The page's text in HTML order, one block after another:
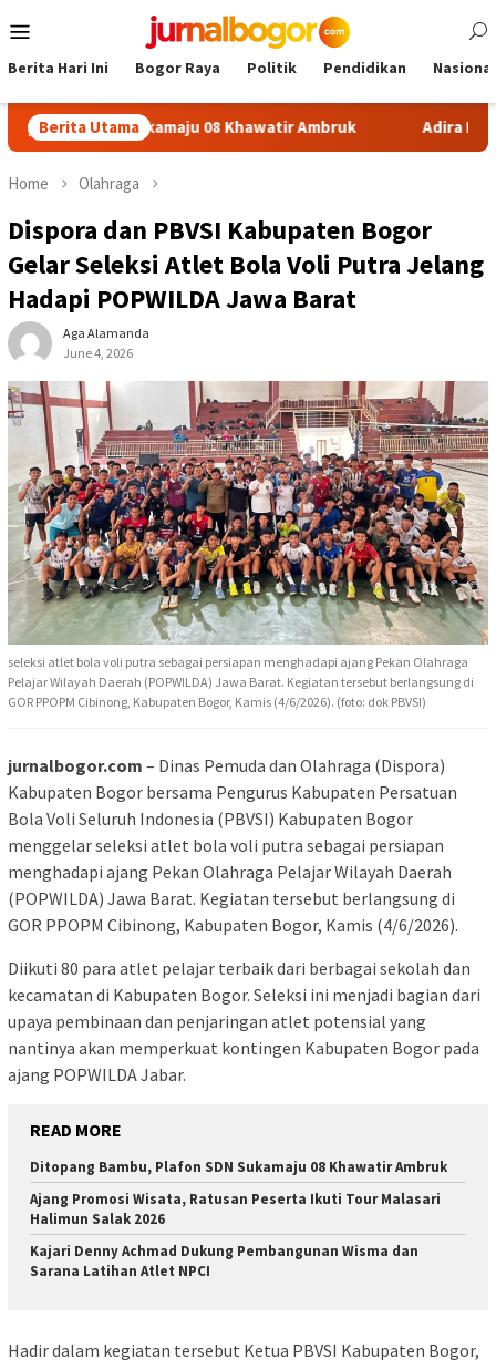
to
Menu
Berita Hari Ini Bogor Raya Politik Pendidikan Nasional
Berita Utama
SDN Sukamaju 08 Khawatir Ambruk Adira Expo
Home Olahraga
Dispora dan PBVSI Kabupaten Bogor
Gelar Seleksi Atlet Bola Voli Putra Jelang
Hadapi POPWILDA Jawa Barat
Aga Alamanda
June 4, 2026
seleksi atlet bola voli putra sebagai persiapan menghadapi ajang Pekan Olahraga
Pelajar Wilayah Daerah (POPWILDA) Jawa Barat. Kegiatan tersebut berlangsung di
GOR PPOPM Cibinong, Kabupaten Bogor, Kamis (4/6/2026). (foto: dok PBVSI)
jurnalbogor.com – Dinas Pemuda dan Olahraga (Dispora)
Kabupaten Bogor bersama Pengurus Kabupaten Persatuan
Bola Voli Seluruh Indonesia (PBVSI) Kabupaten Bogor
menggelar seleksi atlet bola voli putra sebagai persiapan
menghadapi ajang Pekan Olahraga Pelajar Wilayah Daerah
(POPWILDA) Jawa Barat. Kegiatan tersebut berlangsung di
GOR PPOPM Cibinong, Kabupaten Bogor, Kamis (4/6/2026).
Diikuti 80 para atlet pelajar terbaik dari berbagai sekolah dan
kecamatan di Kabupaten Bogor. Seleksi ini menjadi bagian dari
upaya pembinaan dan penjaringan atlet potensial yang
nantinya akan memperkuat kontingen Kabupaten Bogor pada
ajang POPWILDA Jabar.
READ MORE
Ditopang Bambu, Plafon SDN Sukamaju 08 Khawatir Ambruk
Ajang Promosi Wisata, Ratusan Peserta Ikuti Tour Malasari
Halimun Salak 2026
Kajari Denny Achmad Dukung Pembangunan Wisma dan
Sarana Latihan Atlet NPCI
Hadir dalam kegiatan tersebut Ketua PBVSI Kabupaten Bogor,